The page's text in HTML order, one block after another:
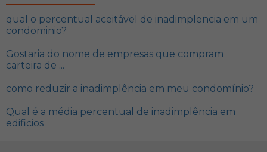
qual o percentual aceitável de inadimplencia em um
condominio?
Gostaria do nome de empresas que compram
carteira de ...
como reduzir a inadimplência em meu condomínio?
Qual é a média percentual de inadimplência em
edificios